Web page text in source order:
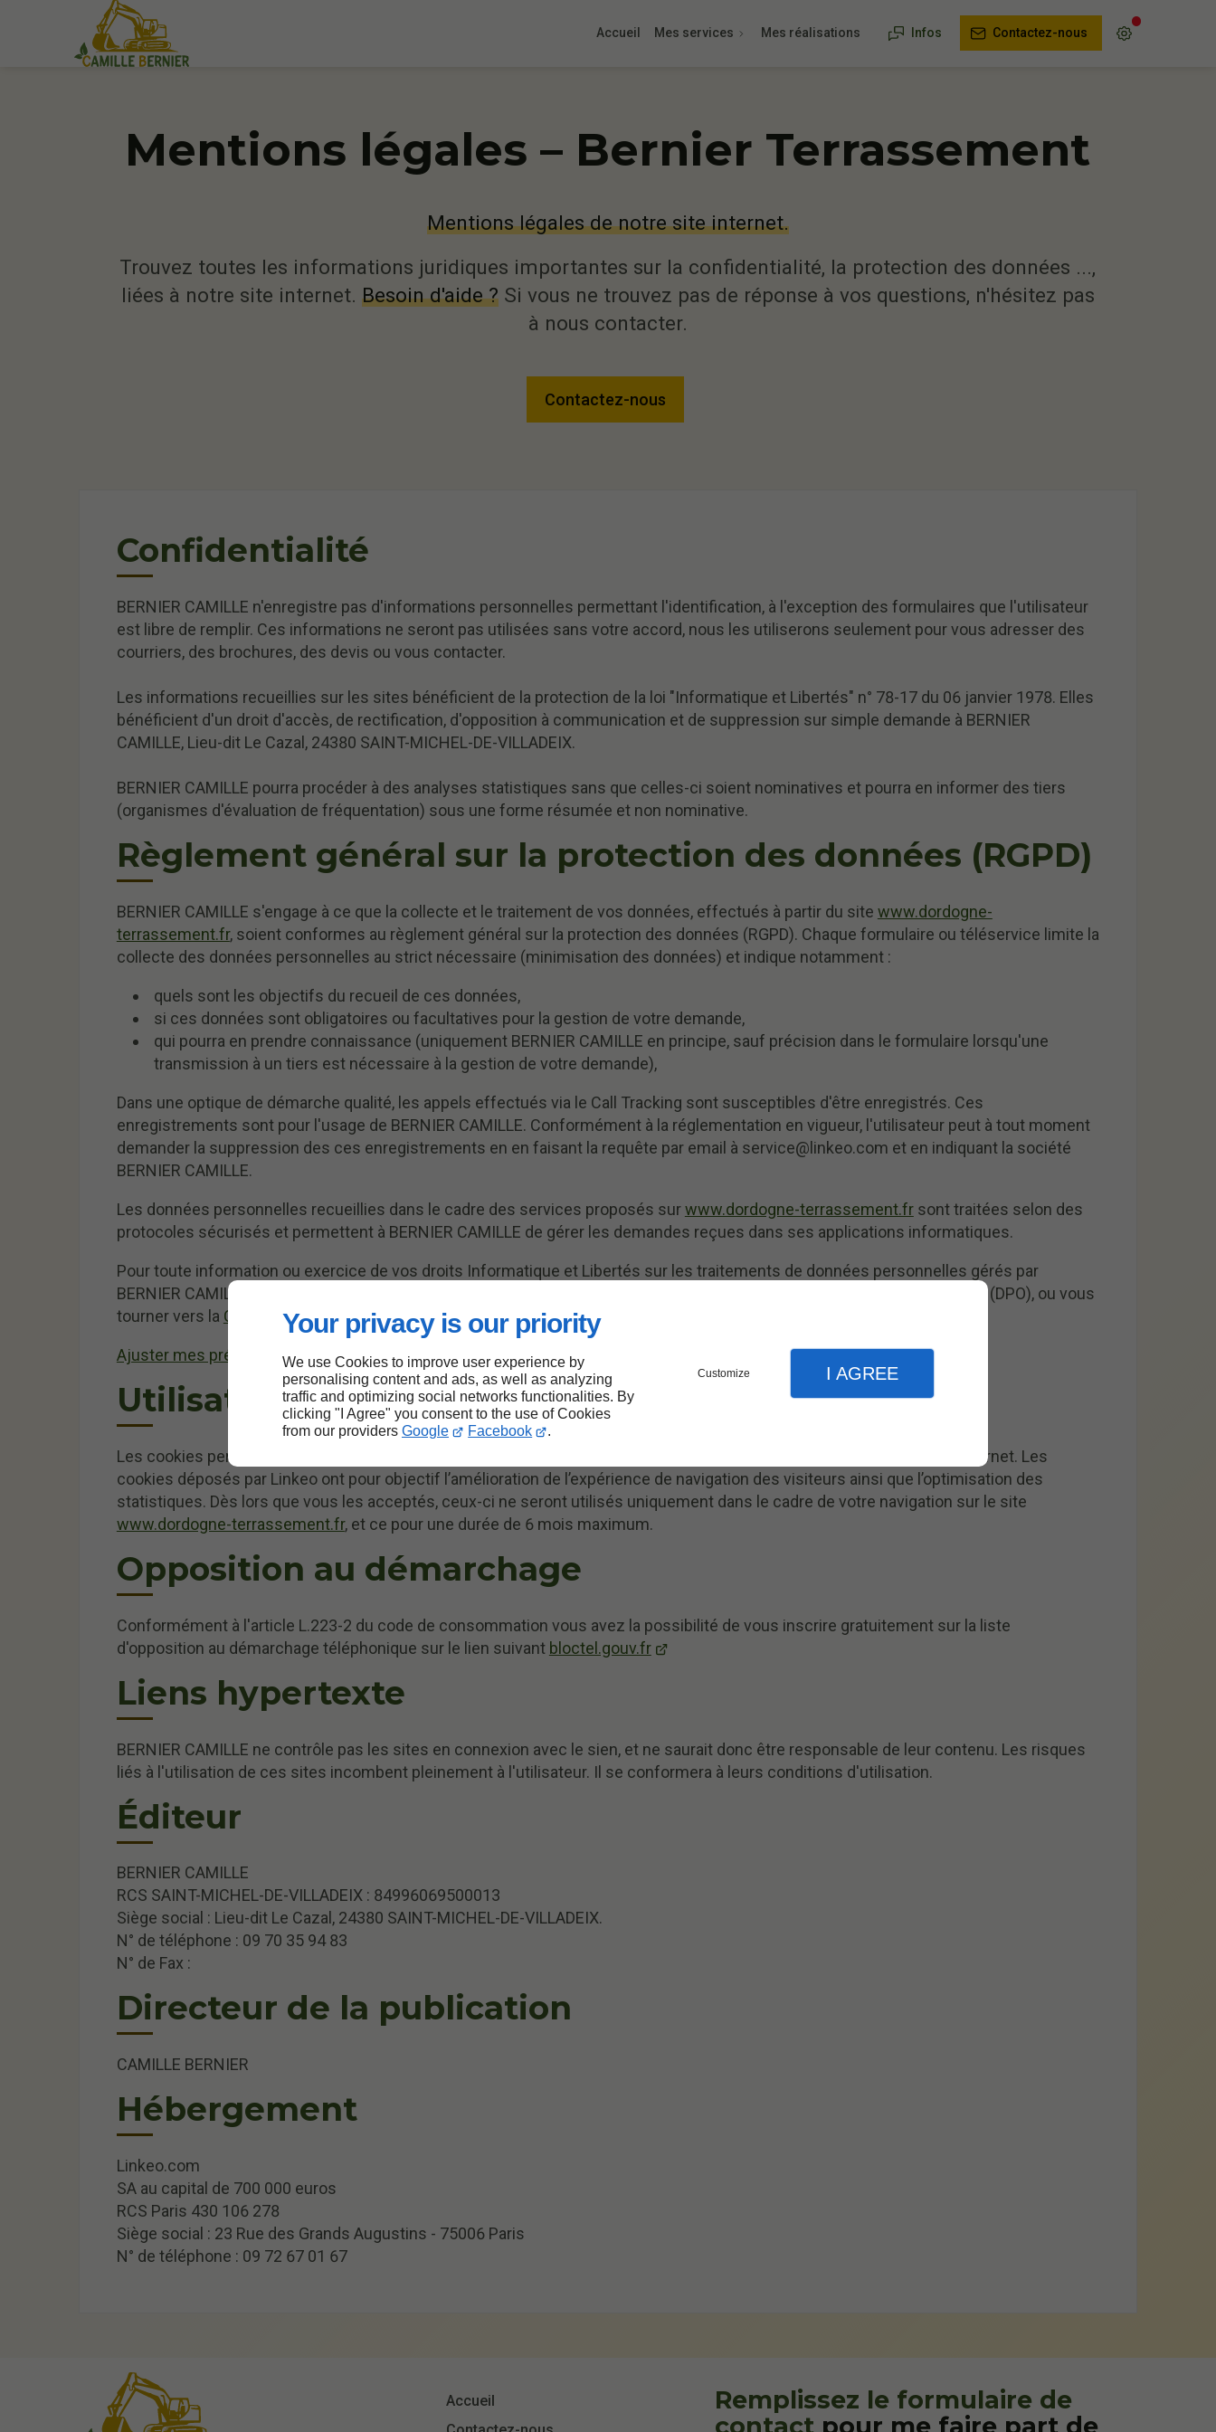
Your privacy is our priority
We use Cookies to improve user experience by
personalising content and ads, as well as analyzing
traffic and optimizing social networks functionalities. By
clicking "I Agree" you consent to the use of Cookies
from our providers Google Facebook .
Customize I AGREE
Accueil Mes services Mes réalisations Infos Contactez-nous
Mentions légales – Bernier Terrassement
Mentions légales de notre site internet.
Trouvez toutes les informations juridiques importantes sur la confidentialité, la protection des données ...,
liées à notre site internet. Besoin d'aide ?Si vous ne trouvez pas de réponse à vos questions, n'hésitez pas
à nous contacter.
Contactez-nous
Confidentialité
BERNIER CAMILLE n'enregistre pas d'informations personnelles permettant l'identification, à l'exception des formulaires que l'utilisateur
est libre de remplir. Ces informations ne seront pas utilisées sans votre accord, nous les utiliserons seulement pour vous adresser des
courriers, des brochures, des devis ou vous contacter.
Les informations recueillies sur les sites bénéficient de la protection de la loi "Informatique et Libertés" n° 78-17 du 06 janvier 1978. Elles
bénéficient d'un droit d'accès, de rectification, d'opposition à communication et de suppression sur simple demande à BERNIER
CAMILLE, Lieu-dit Le Cazal, 24380 SAINT-MICHEL-DE-VILLADEIX.
BERNIER CAMILLE pourra procéder à des analyses statistiques sans que celles-ci soient nominatives et pourra en informer des tiers
(organismes d'évaluation de fréquentation) sous une forme résumée et non nominative.
Règlement général sur la protection des données (RGPD)
BERNIER CAMILLE s'engage à ce que la collecte et le traitement de vos données, effectués à partir du site www.dordogne-
terrassement.fr, soient conformes au règlement général sur la protection des données (RGPD). Chaque formulaire ou téléservice limite la
collecte des données personnelles au strict nécessaire (minimisation des données) et indique notamment :
quels sont les objectifs du recueil de ces données,
si ces données sont obligatoires ou facultatives pour la gestion de votre demande,
qui pourra en prendre connaissance (uniquement BERNIER CAMILLE en principe, sauf précision dans le formulaire lorsqu'une
transmission à un tiers est nécessaire à la gestion de votre demande),
Dans une optique de démarche qualité, les appels effectués via le Call Tracking sont susceptibles d'être enregistrés. Ces
enregistrements sont pour l'usage de BERNIER CAMILLE. Conformément à la réglementation en vigueur, l'utilisateur peut à tout moment
demander la suppression des ces enregistrements en en faisant la requête par email à service@linkeo.com et en indiquant la société
BERNIER CAMILLE.
Les données personnelles recueillies dans le cadre des services proposés surwww.dordogne-terrassement.frsont traitées selon des
protocoles sécurisés et permettent à BERNIER CAMILLE de gérer les demandes reçues dans ses applications informatiques.
Pour toute information ou exercice de vos droits Informatique et Libertés sur les traitements de données personnelles gérés par
BERNIER CAMILLE, vous pouvez contacter BERNIER CAMILLE et éventuellement son délégué à la protection des données (DPO), ou vous
tourner vers la CNIL
Ajuster mes préférences en matière de cookies .
Utilisation de cookies
Les cookies permettent d’enregistrer les informations (non personnelles) relatives à la navigation des utilisateurs sur internet. Les
cookies déposés par Linkeo ont pour objectif l’amélioration de l’expérience de navigation des visiteurs ainsi que l’optimisation des
statistiques. Dès lors que vous les acceptés, ceux-ci ne seront utilisés uniquement dans le cadre de votre navigation sur le site
www.dordogne-terrassement.fr, et ce pour une durée de 6 mois maximum.
Opposition au démarchage
Conformément à l'article L.223-2 du code de consommation vous avez la possibilité de vous inscrire gratuitement sur la liste
d'opposition au démarchage téléphonique sur le lien suivant bloctel.gouv.fr
Liens hypertexte
BERNIER CAMILLE ne contrôle pas les sites en connexion avec le sien, et ne saurait donc être responsable de leur contenu. Les risques
liés à l'utilisation de ces sites incombent pleinement à l'utilisateur. Il se conformera à leurs conditions d'utilisation.
Éditeur
BERNIER CAMILLE
RCS SAINT-MICHEL-DE-VILLADEIX : 84996069500013
Siège social : Lieu-dit Le Cazal, 24380 SAINT-MICHEL-DE-VILLADEIX.
N° de téléphone : 09 70 35 94 83
N° de Fax :
Directeur de la publication
CAMILLE BERNIER
Hébergement
Linkeo.com
SA au capital de 700 000 euros
RCS Paris 430 106 278
Siège social : 23 Rue des Grands Augustins - 75006 Paris
N° de téléphone : 09 72 67 01 67
Accueil
Remplissez le formulaire de